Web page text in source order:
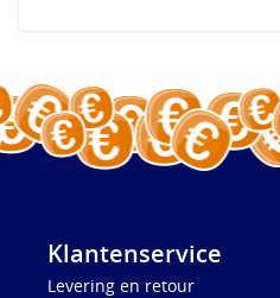
Klantenservice
Levering en retour